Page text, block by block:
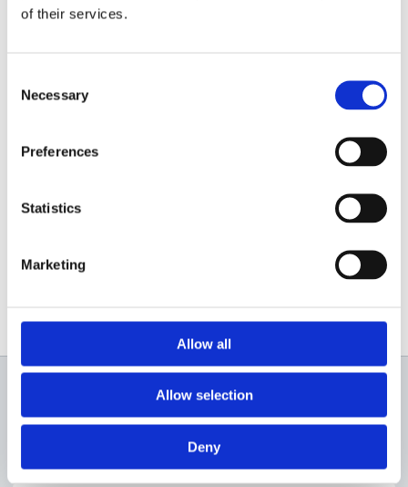
of their services.
Selection
Necessary
Preferences
Statistics
Marketing
Allow all
Allow selection
Deny
Newsletter
Profită de super reduceri!